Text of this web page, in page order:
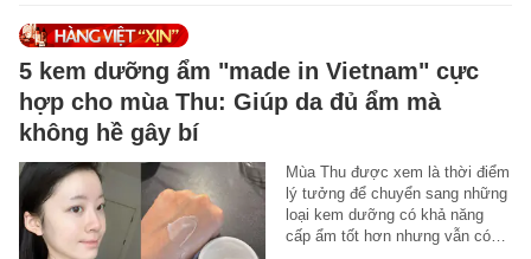
5 kem dưỡng ẩm "made in Vietnam" cực
hợp cho mùa Thu: Giúp da đủ ẩm mà
không hề gây bí
Mùa Thu được xem là thời điểm
lý tưởng để chuyển sang những
loại kem dưỡng có khả năng
cấp ẩm tốt hơn nhưng vẫn có…